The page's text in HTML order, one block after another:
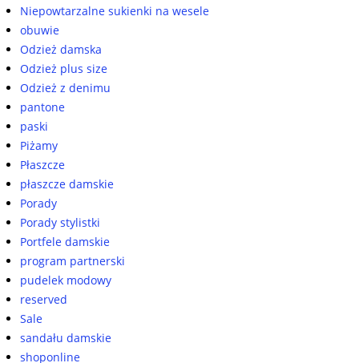
Niepowtarzalne sukienki na wesele
obuwie
Odzież damska
Odzież plus size
Odzież z denimu
pantone
paski
Piżamy
Płaszcze
płaszcze damskie
Porady
Porady stylistki
Portfele damskie
program partnerski
pudelek modowy
reserved
Sale
sandału damskie
shoponline